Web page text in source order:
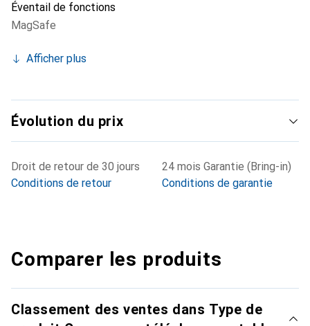
Éventail de fonctions
MagSafe
Afficher plus
Évolution du prix
Droit de retour de 30 jours
Conditions de retour
24 mois Garantie (Bring-in)
Conditions de garantie
Comparer les produits
Classement des ventes dans Type de